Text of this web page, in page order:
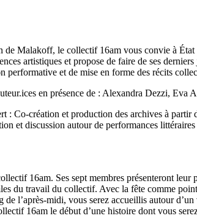
de Malakoff, le collectif 16am vous convie à État
artistiques et propose de faire de ses
et de mise en forme des récits
en présence de : Alexandra Dezzi, Eva
Co-création et production des archives à partir
et discussion autour de performances
16am. Ses sept membres présenteront
du travail du collectif. Avec la fête comme
l’après-midi, vous serez accueillis autour
16am le début d’une histoire dont vous